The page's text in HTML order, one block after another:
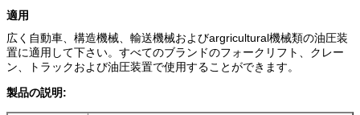
適用
広く自動車、構造機械、輸送機械およびargricultural機械類の油圧装
置に適用して下さい。すべてのブランドのフォークリフト、クレー
ン、トラックおよび油圧装置で使用することができます。
製品の説明: